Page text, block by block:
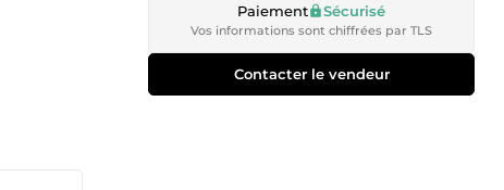
Paiement Sécurisé
Vos informations sont chiffrées par TLS
Contacter le vendeur